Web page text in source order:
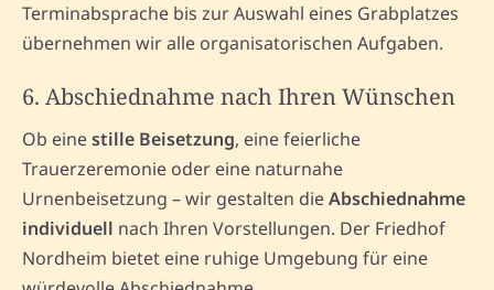
Terminabsprache bis zur Auswahl eines Grabplatzes
übernehmen wir alle organisatorischen Aufgaben.
6. Abschiednahme nach Ihren Wünschen
Ob einestille Beisetzung, eine feierliche
Trauerzeremonie oder eine naturnahe
Urnenbeisetzung – wir gestalten dieAbschiednahme
individuell nach Ihren Vorstellungen. Der Friedhof
Nordheim bietet eine ruhige Umgebung für eine